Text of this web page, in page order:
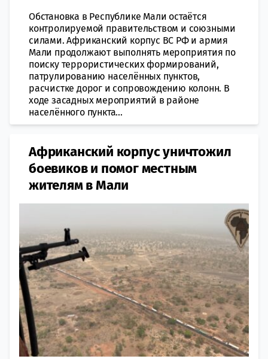
Обстановка в Республике Мали остаётся
контролируемой правительством и союзными
силами. Африканский корпус ВС РФ и армия
Мали продолжают выполнять мероприятия по
поиску террористических формирований,
патрулированию населённых пунктов,
расчистке дорог и сопровождению колонн. В
ходе засадных мероприятий в районе
населённого пункта...
Африканский корпус уничтожил
боевиков и помог местным
жителям в Мали